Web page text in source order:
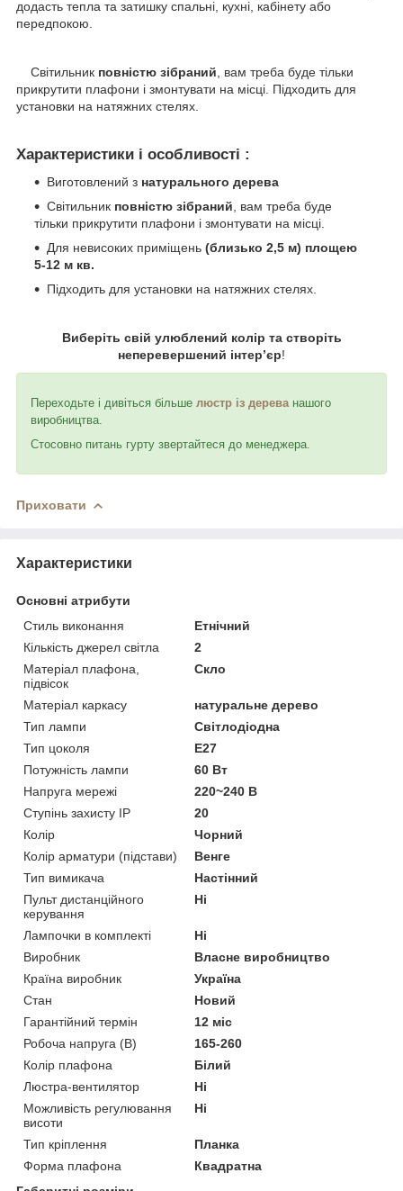
додасть тепла та затишку спальні, кухні, кабінету або
передпокою.
Світильник повністю зібраний, вам треба буде тільки
прикрутити плафони і змонтувати на місці. Підходить для
установки на натяжних стелях.
Характеристики і особливості :
Виготовлений з натурального дерева
Світильник повністю зібраний , вам треба буде
тільки прикрутити плафони і змонтувати на місці.
Для невисоких приміщень (близько 2,5 м) площею
5-12 м кв.
Підходить для установки на натяжних стелях.
Виберіть свій улюблений колір та створіть
неперевершений інтер’єр!
Переходьте і дивіться більше люстр із дерева нашого
виробництва.
Стосовно питань гурту звертайтеся до менеджера.
Приховати
Характеристики
Основні атрибути
Стиль виконання
Етнічний
Кількість джерел світла
2
Матеріал плафона,
підвісок
Скло
Матеріал каркасу
натуральне дерево
Тип лампи
Світлодіодна
Тип цоколя
E27
Потужність лампи
60 Вт
Напруга мережі
220~240 В
Ступінь захисту IP
20
Колір
Чорний
Колір арматури (підстави)
Венге
Тип вимикача
Настінний
Пульт дистанційного
керування
Ні
Лампочки в комплекті
Ні
Виробник
Власне виробництво
Країна виробник
Україна
Стан
Новий
Гарантійний термін
12 міс
Робоча напруга (В)
165-260
Колір плафона
Білий
Люстра-вентилятор
Ні
Можливість регулювання
висоти
Ні
Тип кріплення
Планка
Форма плафона
Квадратна